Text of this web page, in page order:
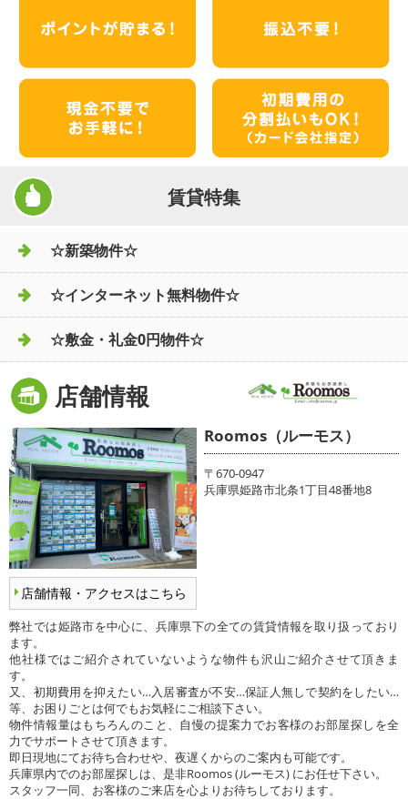
賃貸特集
☆新築物件☆
☆インターネット無料物件☆
☆敷金・礼金0円物件☆
店舗情報
店舗情報・アクセスはこちら
Roomos（ルーモス）
〒670-0947
兵庫県姫路市北条1丁目48番地8
弊社では姫路市を中心に、兵庫県下の全ての賃貸情報を取り扱っており
ます。
他社様ではご紹介されていないような物件も沢山ご紹介させて頂きま
す。
又、初期費用を抑えたい…入居審査が不安…保証人無しで契約をしたい…
等、お困りごとは何でもお気軽にご相談下さい。
物件情報量はもちろんのこと、自慢の提案力でお客様のお部屋探しを全
力でサポートさせて頂きます。
即日現地にてお待ち合わせや、夜遅くからのご案内も可能です。
兵庫県内でのお部屋探しは、是非Roomos (ルーモス) にお任せ下さい。
スタッフ一同、お客様のご来店を心よりお待ちしております。